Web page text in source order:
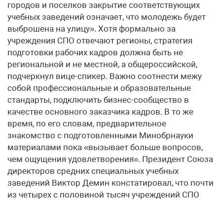
городов и поселков закрытие соответствующих
учебных заведений означает, что молодежь будет
выброшена на улицу». Хотя формально за
учреждения СПО отвечают регионы, стратегия
подготовки рабочих кадров должна быть не
региональной и не местной, а общероссийской,
подчеркнул вице-спикер. Важно соотнести межу
собой профессиональные и образовательные
стандарты, подключить бизнес-сообщество в
качестве основного заказчика кадров. В то же
время, по его словам, предварительное
знакомство с подготовленными Минобрнауки
материалами пока «вызывает больше вопросов,
чем ощущения удовлетворения». Президент Союза
директоров средних специальных учебных
заведений Виктор Демин констатировал, что почти
из четырех с половиной тысяч учреждений СПО